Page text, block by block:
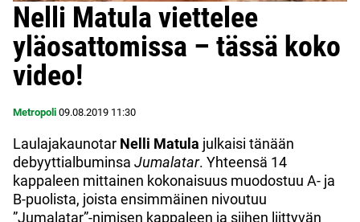
Nelli Matula viettelee
yläosattomissa – tässä koko
video!
Metropoli 09.08.2019 11:30
Laulajakaunotar Nelli Matula julkaisi tänään
debyyttialbuminsa Jumalatar. Yhteensä 14
kappaleen mittainen kokonaisuus muodostuu A- ja
B-puolista, joista ensimmäinen nivoutuu
”Jumalatar”-nimisen kappaleen ja siihen liittyvän